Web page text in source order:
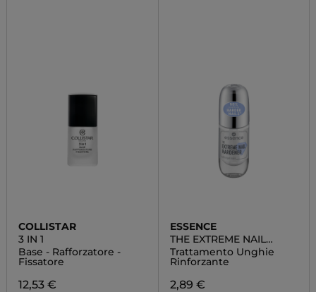
COLLISTAR
3 IN 1
Base - Rafforzatore -
Fissatore
12,53 €
ESSENCE
THE EXTREME NAIL
HARDENER
Trattamento Unghie
Rinforzante
2,89 €